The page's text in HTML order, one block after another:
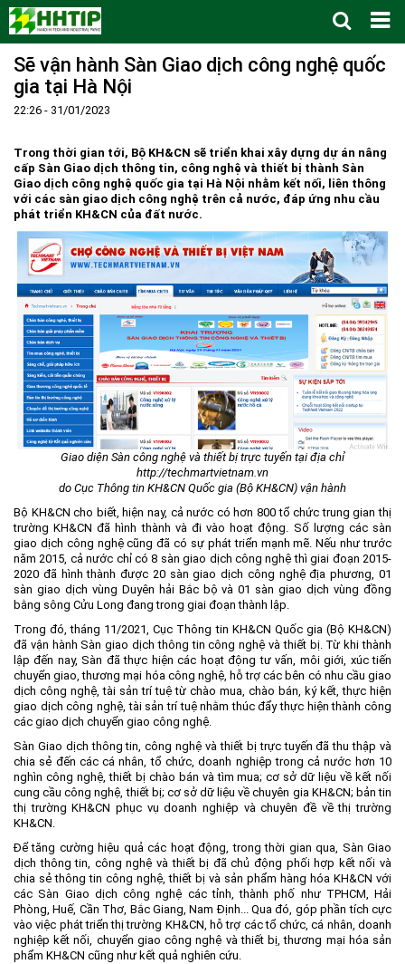
Trang Chủ
Giới thiệu
Tầm nhìn - Sứ mệnh
Lãnh đạo Ban Quản lý
Cơ cấu tổ chức
Chức năng, nhiệm vụ
Ban Quản lý Khu
Chính sách mới
Doanh nghiệp
Hợp tác quốc tế
Đào tạo và Nghiên cứu
Cách mạng công nghiệp lần thứ 4
Quy hoạch ▼
Quy hoạch tổng thể
Quy hoạch khu chức năng
Ưu thế ▼
Vị trí
Cơ sở hạ tầng
Cơ chế ưu đãi đầu tư
Cơ chế Một cửa
Nguồn nhân lực
Nhà đầu tư
Hướng dẫn đầu tư ▼
Trình tự, thủ tục đầu tư
Tiêu chí đầu tư
Lĩnh vực đầu tư
Quản lý và vận hành dự án đầu tư
Văn bản pháp luật ▼
Các thủ tục hành chính
Doanh nghiệp
Đất đai
Đầu tư
Khu CNC Hòa Lạc
Lao động
Quy hoạch - Xây dựng
Ưu đãi đầu tư
Công nghệ và Sản phẩm
Văn bản khác
Thông báo ▼
Thông báo chung
Tuyển dụng
Công khai ngân sách
Dữ liệu mở
FAQs
Liên hệ - Liên kết ▼
Liên kết
Liên hệ
Sẽ vận hành Sàn Giao dịch công nghệ quốc
gia tại Hà Nội
22:26 - 31/01/2023
Trong thời gian tới, Bộ KH&CN sẽ triển khai xây dựng dự án nâng
cấp Sàn Giao dịch thông tin, công nghệ và thiết bị thành Sàn
Giao dịch công nghệ quốc gia tại Hà Nội nhằm kết nối, liên thông
với các sàn giao dịch công nghệ trên cả nước, đáp ứng nhu cầu
phát triển KH&CN của đất nước.
Giao diện Sàn công nghệ và thiết bị trực tuyến tại địa chỉ
http://techmartvietnam.vn
do Cục Thông tin KH&CN Quốc gia (Bộ KH&CN) vận hành
Bộ KH&CN cho biết, hiện nay, cả nước có hơn 800 tổ chức trung gian thị
trường KH&CN đã hình thành và đi vào hoạt động. Số lượng các sàn
giao dịch công nghệ cũng đã có sự phát triển mạnh mẽ. Nếu như trước
năm 2015, cả nước chỉ có 8 sàn giao dịch công nghệ thì giai đoạn 2015-
2020 đã hình thành được 20 sàn giao dịch công nghệ địa phương, 01
sàn giao dịch vùng Duyên hải Bắc bộ và 01 sàn giao dịch vùng đồng
bằng sông Cửu Long đang trong giai đoạn thành lập.
Trong đó, tháng 11/2021, Cục Thông tin KH&CN Quốc gia (Bộ KH&CN)
đã vận hành Sàn giao dịch thông tin công nghệ và thiết bị. Từ khi thành
lập đến nay, Sàn đã thực hiện các hoạt động tư vấn, môi giới, xúc tiến
chuyển giao, thương mại hóa công nghệ, hỗ trợ các bên có nhu cầu giao
dịch công nghệ, tài sản trí tuệ từ chào mua, chào bán, ký kết, thực hiện
giao dịch công nghệ, tài sản trí tuệ nhằm thúc đẩy thực hiện thành công
các giao dịch chuyển giao công nghệ.
Sàn Giao dịch thông tin, công nghệ và thiết bị trực tuyến đã thu thập và
chia sẻ đến các cá nhân, tổ chức, doanh nghiệp trong cả nước hơn 10
nghìn công nghệ, thiết bị chào bán và tìm mua; cơ sở dữ liệu về kết nối
cung cầu công nghệ, thiết bị; cơ sở dữ liệu về chuyên gia KH&CN; bản tin
thị trường KH&CN phục vụ doanh nghiệp và chuyên đề về thị trường
KH&CN.
Để tăng cường hiệu quả các hoạt động, trong thời gian qua, Sàn Giao
dịch thông tin, công nghệ và thiết bị đã chủ động phối hợp kết nối và
chia sẻ thông tin công nghệ, thiết bị và sản phẩm hàng hóa KH&CN với
các Sàn Giao dịch công nghệ các tỉnh, thành phố như TPHCM, Hải
Phòng, Huế, Cần Thơ, Bắc Giang, Nam Định... Qua đó, góp phần tích cực
vào việc phát triển thị trường KH&CN, hỗ trợ các tổ chức, cá nhân, doanh
nghiệp kết nối, chuyển giao công nghệ và thiết bị, thương mại hóa sản
phẩm KH&CN cũng như kết quả nghiên cứu.